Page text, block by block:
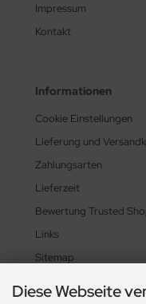
Impressum
Kontakt
Informationen
Cookie Einstellungen
Lieferung und
Zahlungsarten
Lieferzeit
Bewertung Trusted
Links
Sitemap
Diese Webseite